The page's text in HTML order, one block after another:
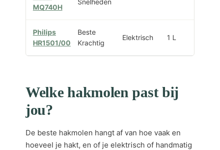
MQ740H
Snelheden
Philips
HR1501/00
Beste
Krachtig
Elektrisch 1 L
Welke hakmolen past bij
jou?
De beste hakmolen hangt af van hoe vaak en
hoeveel je hakt, en of je elektrisch of handmatig